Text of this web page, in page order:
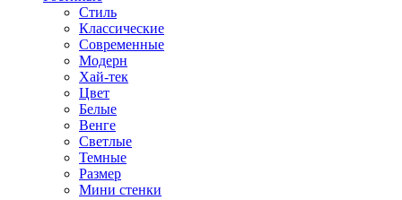
Стиль
Классические
Современные
Модерн
Хай-тек
Цвет
Белые
Венге
Светлые
Темные
Размер
Мини стенки